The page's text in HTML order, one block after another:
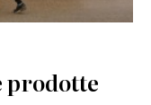
prodotte